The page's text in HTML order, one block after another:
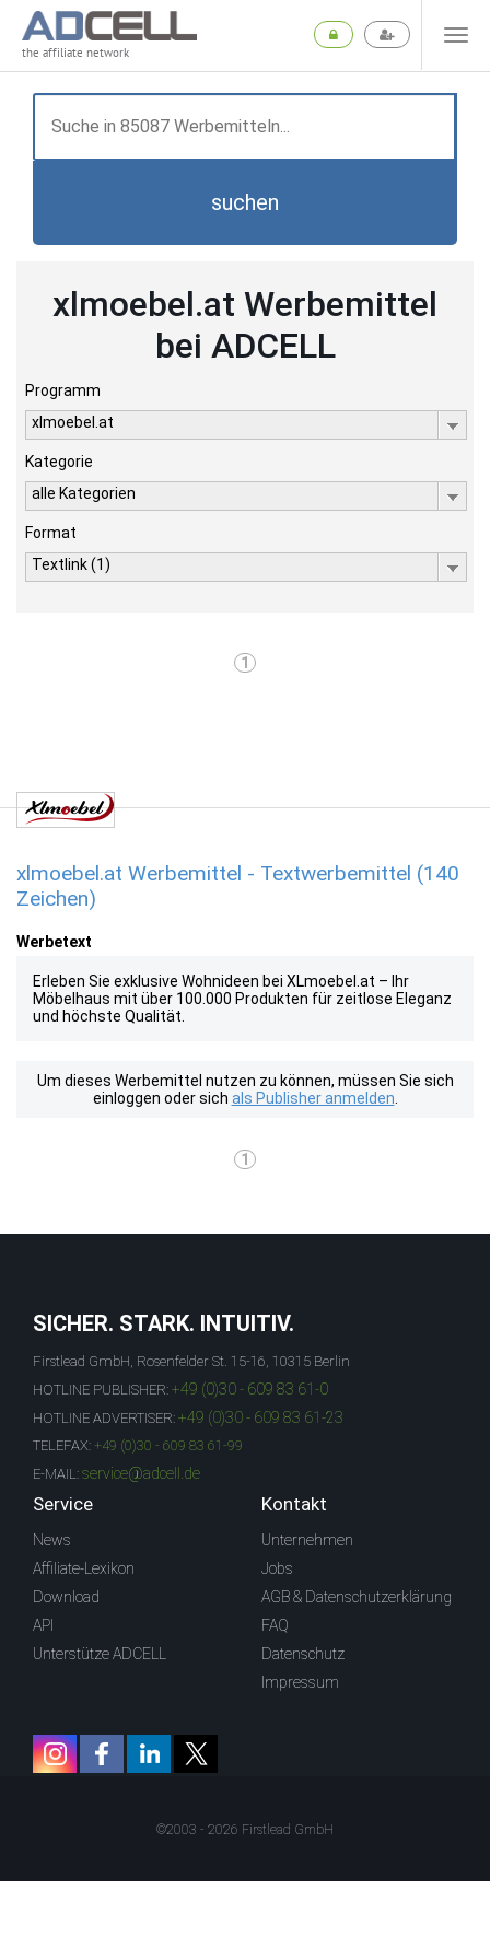
the affiliate network
suchen
xlmoebel.at Werbemittel
bei ADCELL
Programm
xlmoebel.at
Kategorie
alle Kategorien
Format
Textlink (1)
1
xlmoebel.at Werbemittel - Textwerbemittel (140
Zeichen)
Werbetext
Erleben Sie exklusive Wohnideen bei XLmoebel.at – Ihr
Möbelhaus mit über 100.000 Produkten für zeitlose Eleganz
und höchste Qualität.
Um dieses Werbemittel nutzen zu können, müssen Sie sich
einloggen oder sich als Publisher anmelden
1
SICHER. STARK. INTUITIV.
Firstlead GmbH, Rosenfelder St. 15-16, 10315 Berlin
HOTLINE PUBLISHER: +49 (0)30 - 609 83 61-0
HOTLINE ADVERTISER: +49 (0)30 - 609 83 61-23
TELEFAX: +49 (0)30 - 609 83 61-99
E-MAIL: service@adcell.de
Service
News
Affiliate-Lexikon
Download
API
Unterstütze ADCELL
Kontakt
Unternehmen
Jobs
AGB & Datenschutzerklärung
FAQ
Datenschutz
Impressum
©2003 - 2026 Firstlead GmbH